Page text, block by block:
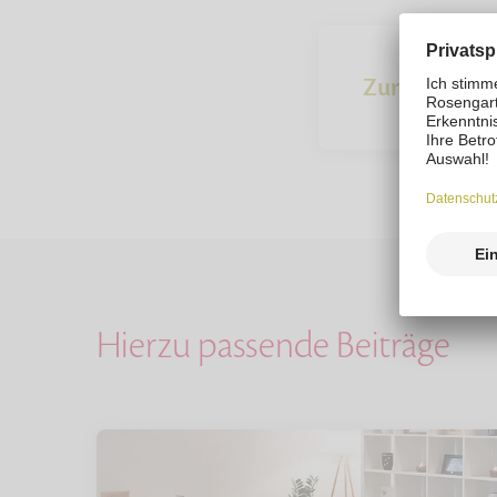
Zur
Hierzu passende Beiträge